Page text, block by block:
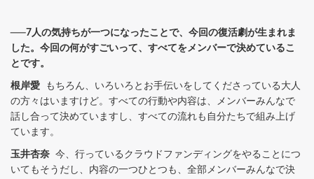
──7人の気持ちが一つになったことで、今回の復活劇が生まれま
した。今回の何がすごいって、すべてをメンバーで決めているこ
とです。
根岸愛 もちろん、いろいろとお手伝いをしてくださっている大人
の方々はいますけど。すべての行動や内容は、メンバーみんなで
話し合って決めていますし、すべての流れも自分たちで組み上げ
ています。
玉井杏奈 今、行っているクラウドファンディングをやることにつ
いてもそうだし、内容の一つひとつも、全部メンバーみんなで決